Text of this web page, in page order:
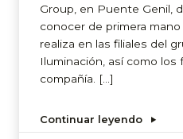
Group, en Puente Genil,
conocer de primera
realiza en las filiales del
Iluminación, así como
compañía. […]
Continuar leyendo